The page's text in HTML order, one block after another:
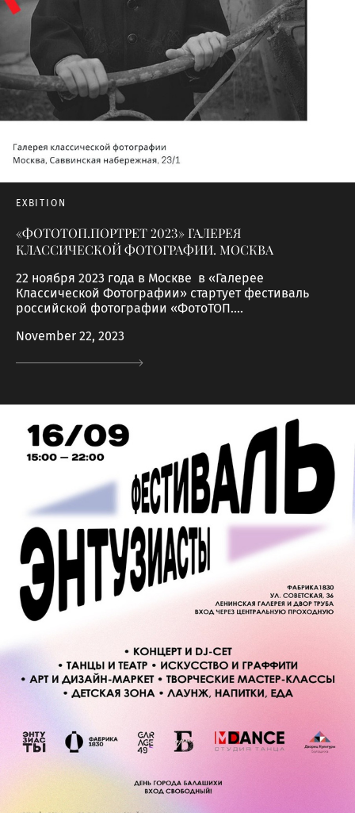
EXBITION
«ФОТОТОП.ПОРТРЕТ 2023» ГАЛЕРЕЯ
КЛАССИЧЕСКОЙ ФОТОГРАФИИ. МОСКВА
22 ноября 2023 года в Москве в «Галерее
Классической Фотографии» стартует фестиваль
российской фотографии «ФотоТОП....
November 22, 2023